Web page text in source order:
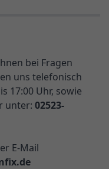
bei Fragen
uns telefonisch
17:00 Uhr, sowie
unter: 02523-
E-Mail